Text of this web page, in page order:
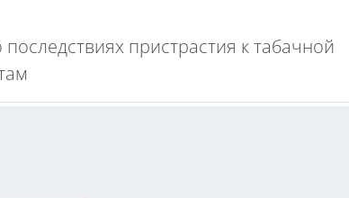
пристрастия к табачной